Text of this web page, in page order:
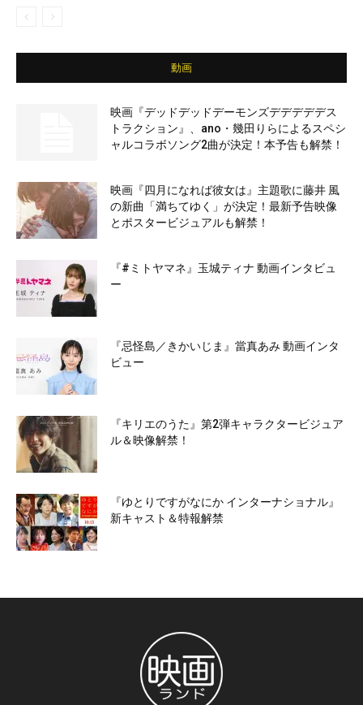
動画
映画『デッドデッドデーモンズデデデデデス
トラクション』、ano・幾田りらによるスペシ
ャルコラボソング2曲が決定！本予告も解禁！
映画『四月になれば彼女は』主題歌に藤井 風
の新曲「満ちてゆく」が決定！最新予告映像
とポスタービジュアルも解禁！
『#ミトヤマネ』玉城ティナ 動画インタビュ
ー
『忌怪島／きかいじま』當真あみ 動画インタ
ビュー
『キリエのうた』第2弾キャラクタービジュア
ル＆映像解禁！
『ゆとりですがなにか インターナショナル』
新キャスト＆特報解禁